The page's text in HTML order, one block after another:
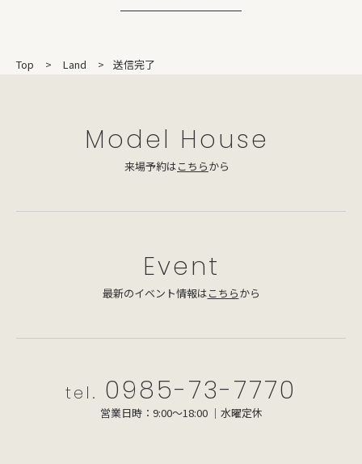
Top Land 送信完了
Model House
来場予約はこちらから
Event
最新のイベント情報はこちらから
tel. 0985-73-7770
営業日時：9:00～18:00 ｜水曜定休